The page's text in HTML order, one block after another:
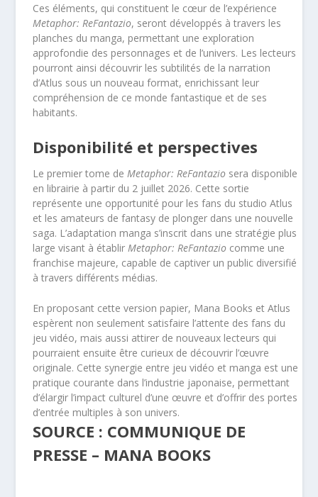
Ces éléments, qui constituent le cœur de l’expérience
Metaphor: ReFantazio, seront développés à travers les
planches du manga, permettant une exploration
approfondie des personnages et de l’univers. Les lecteurs
pourront ainsi découvrir les subtilités de la narration
d’Atlus sous un nouveau format, enrichissant leur
compréhension de ce monde fantastique et de ses
habitants.
Disponibilité et perspectives
Le premier tome deMetaphor: ReFantazio sera disponible
en librairie à partir du 2 juillet 2026. Cette sortie
représente une opportunité pour les fans du studio Atlus
et les amateurs de fantasy de plonger dans une nouvelle
saga. L’adaptation manga s’inscrit dans une stratégie plus
large visant à établirMetaphor: ReFantazio comme une
franchise majeure, capable de captiver un public diversifié
à travers différents médias.
En proposant cette version papier, Mana Books et Atlus
espèrent non seulement satisfaire l’attente des fans du
jeu vidéo, mais aussi attirer de nouveaux lecteurs qui
pourraient ensuite être curieux de découvrir l’œuvre
originale. Cette synergie entre jeu vidéo et manga est une
pratique courante dans l’industrie japonaise, permettant
d’élargir l’impact culturel d’une œuvre et d’offrir des portes
d’entrée multiples à son univers.
SOURCE : COMMUNIQUE DE
PRESSE – MANA BOOKS